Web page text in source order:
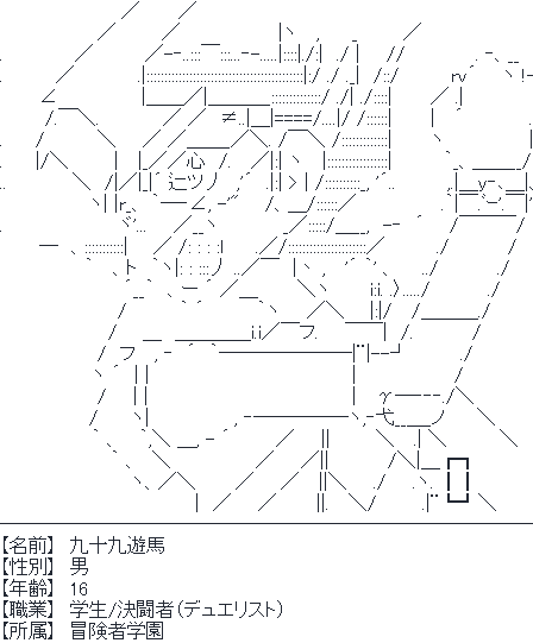
／ 　 　／
／ 　　　／　　　　　　　 |ヽ　 ,　 　_　　　 ／
.　　　 　　／ 　　　 ／-‐..:::￣:::...‐-.....|::::|./:|　./ |　　//　 　 　 　. ‐、__
.　　　　／ 　 　 　 .|::::::::::::::::::::::::::::::::::::::::::::|:/ ./ ._|　/::/　 　　 rv´ 　 ヽ
∠ 　　　　 　 |＿＿／|＿＿＿_::::::::::::::/ ./| ./::::| 　 　／ .|　 　　　
/.￣＼. 　 　 　 ／ ／　≠..|＿|====/....|/ /::::::| 　 　|　 ´　　　　　
.　 　/　　　　＼　　／ ／＿＿_／＼. /￣＼ /:::::::::::::| 　 　ヽ　　　　　　 |
.　　 |/＼　　　 |　 |_／／心　/. 　／|:| ヽ　 |:::::::::::::::::|　　 　 ｀_、＿＿__/
..　　　　　＼　/|／|_|´ 辷ツ丿　,'´　.|:| > | /::::::::::_, '´.. 　 　　,.|＿y‐､＿|
ヽ| |r_、 ｀─‐∠, -'" 　 /、＿/::::::／　　　　 　　.｀|￣.ﾞｰ'.￣|'
.　　　　 　 　 　 ヾ'...　　／__ヽ　　　 　 _／:::::/＿__,　-‐　´ 　 /￣￣￣/
─　、:::::::::::| 　 ／ /: : : :l　　 .／/::::::::::::::::::::::／　　 　 ./　　　　 /
｀　 、ト　｀ヽ|: : :::丿 ..／￣　|丶 ,　 '´ ｀' 、　　../　　　　 ./
´__｀　、ー ´ ／＿　　　＼ヽ　　　i:i. .〉...../　 　 　 ./
/　　　　｀ ´　　　　｀ヽ　　／＼ 　 |:|/　 /＿＿＿./
/ 　 ＿　＿＿＿＿i.i／￣フ.　　￣￣|　/.　　　　 /
/　フ　 , ‐　´　｀───────|¨|--┘　 　　 ./
ヽ ´　| |　　　　　　　　　　　　　　　 |　　　　　　　 /
/　　| |　　 　 　 　 　 　 　 　 　 　 | 　γ─‐‐‐./＼
/　　 ヽ| 　　　　　　, ‐─────ヽ,‐弋__＿_ノ　　 ＼
｀ 、　 ｀,＼ ＿, - ´　　　 ／　　||　　　 ＼　 .| ＼　　　　＼
｀ 、　＼ 　　　　　　／　　／||　　　　 /＼|＿┏┓
ヽ、／＼　　　／　　／　 ||＼　　./　　.ヽ. ┃┃
|　／　　／　　　||.　 ＼/　　　 .|¨┗┛＼
【名前】　九十九遊馬
【性別】　男
【年齢】　16
【職業】　学生/決闘者（デュエリスト）
【所属】　冒険者学園